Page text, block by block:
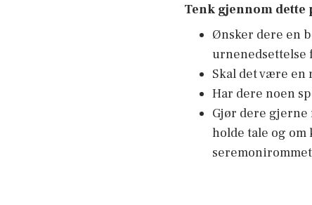
Tenk gjennom dette
Ønsker dere en
urnenedsettelse
Skal det være
Har dere noen
Gjør dere gjerne
holde tale og